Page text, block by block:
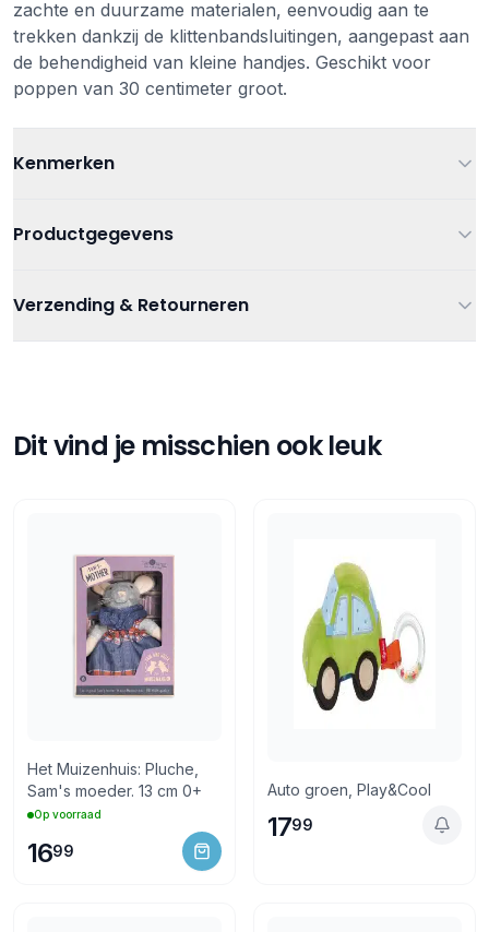
zachte en duurzame materialen, eenvoudig aan te
trekken dankzij de klittenbandsluitingen, aangepast aan
de behendigheid van kleine handjes. Geschikt voor
poppen van 30 centimeter groot.
Kenmerken
Productgegevens
Artikelnummer
Categorieën Knuffels en poppen,Poppen
Verzending & Retourneren
Gratis afhalen in onze winkel
Dit vind je misschien ook leuk
Het Muizenhuis: Pluche,
Sam's moeder. 13 cm 0+
Op voorraad
1699
Auto groen, Play&Cool
1799